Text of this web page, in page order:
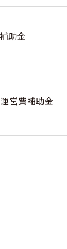
助金
営費補助金